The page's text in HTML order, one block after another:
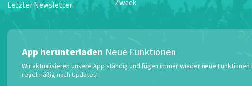
Letzter Newsletter
Zweck
App herunterladen Neue Funktionen
Wir aktualisieren unsere App ständig und fügen immer wieder neue
regelmäßig nach Updates!